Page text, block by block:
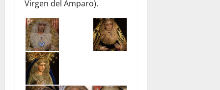
Virgen del Amparo).